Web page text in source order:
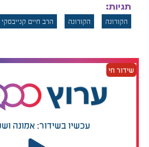
תגיות:
הקורונה הקורונה הרב חיים קנייבסקי
שידור חי
עכשיו בשידור: אמונה